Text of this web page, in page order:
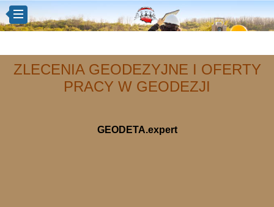
ZLECENIA GEODEZYJNE I OFERTY
PRACY W GEODEZJI
GEODETA.expert